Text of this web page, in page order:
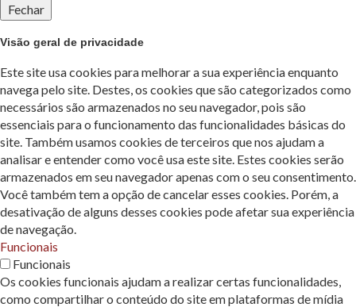
Fechar
Visão geral de privacidade
Este site usa cookies para melhorar a sua experiência enquanto
navega pelo site. Destes, os cookies que são categorizados como
necessários são armazenados no seu navegador, pois são
essenciais para o funcionamento das funcionalidades básicas do
site. Também usamos cookies de terceiros que nos ajudam a
analisar e entender como você usa este site. Estes cookies serão
armazenados em seu navegador apenas com o seu consentimento.
Você também tem a opção de cancelar esses cookies. Porém, a
desativação de alguns desses cookies pode afetar sua experiência
de navegação.
Funcionais
Funcionais
Os cookies funcionais ajudam a realizar certas funcionalidades,
como compartilhar o conteúdo do site em plataformas de mídia